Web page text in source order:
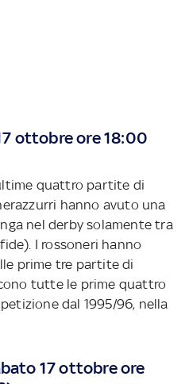
ottobre ore 18:00
quattro partite di
hanno avuto una
nel derby solamente tra
I rossoneri hanno
prime tre partite di
tutte le prime quattro
dal 1995/96, nella
17 ottobre ore